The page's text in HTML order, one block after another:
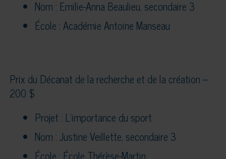
Nom : Emilie-Anna Beaulieu, secondaire 3
École : Académie Antoine Manseau
Prix du Décanat de la recherche et de la création –
200 $
Projet : L’importance du sport
Nom : Justine Veillette, secondaire 3